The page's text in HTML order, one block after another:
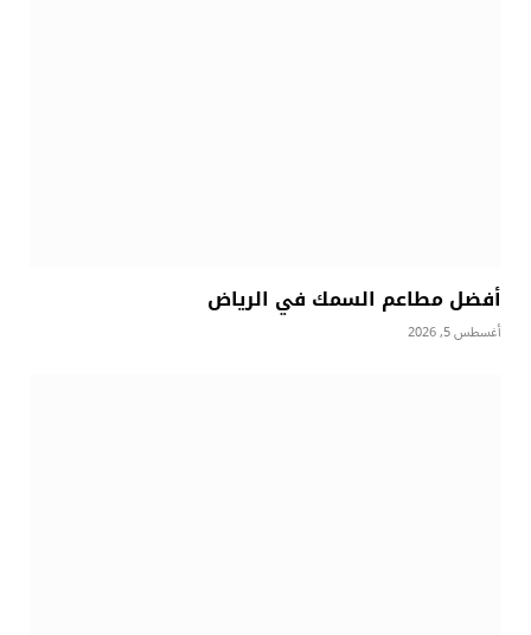
أفضل مطاعم السمك في الرياض
أغسطس 5, 2026